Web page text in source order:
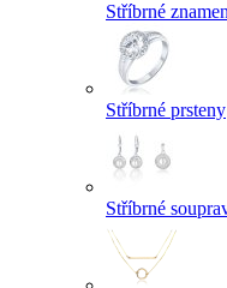
Stříbrné
Stříbrné prsteny
Stříbrné